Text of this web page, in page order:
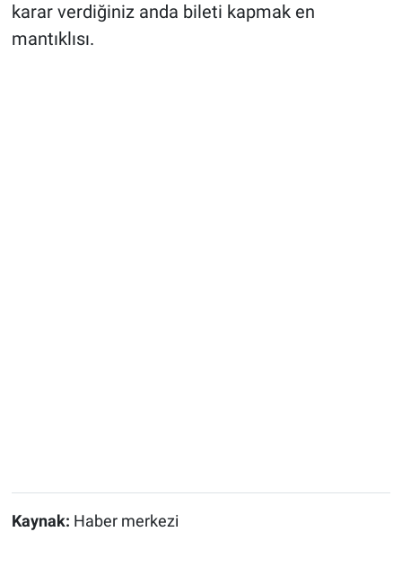
karar verdiğiniz anda bileti kapmak en
mantıklısı.
Kaynak: Haber merkezi